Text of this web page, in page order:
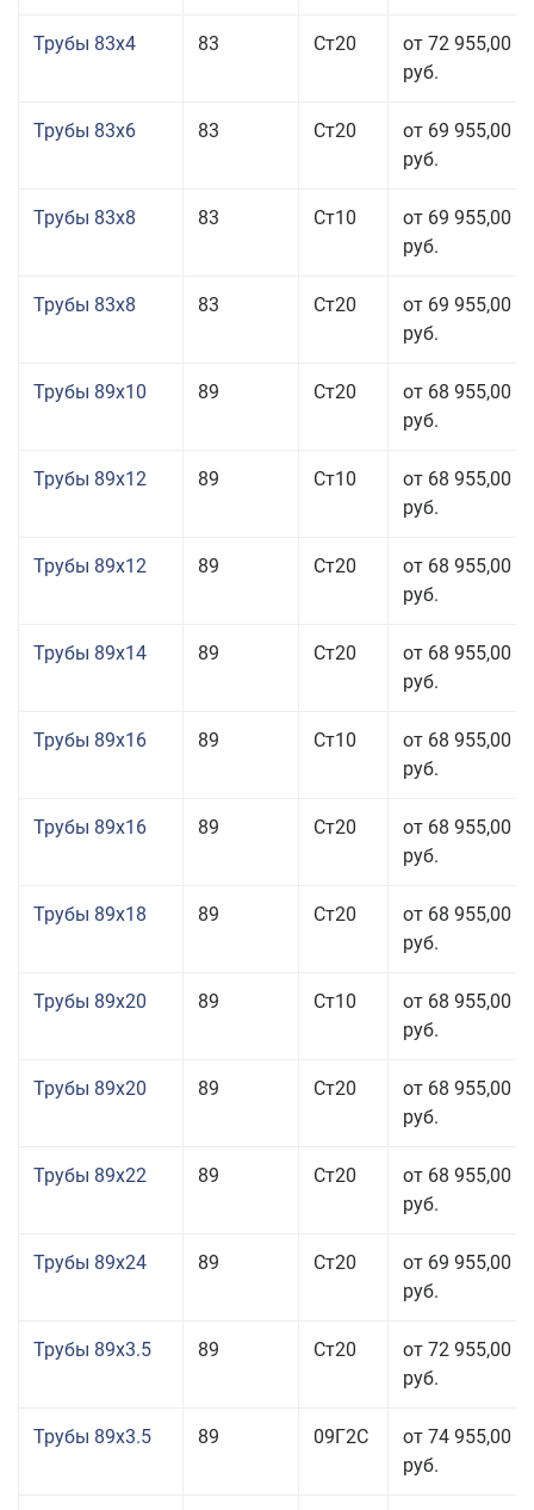
Трубы 83x4 83 Ст20
от 72 955,00
руб.
Трубы 83x6 83 Ст20
от 69 955,00
руб.
Трубы 83x8 83 Ст10
от 69 955,00
руб.
Трубы 83x8 83 Ст20
от 69 955,00
руб.
Трубы 89x10 89 Ст20
от 68 955,00
руб.
Трубы 89x12 89 Ст10
от 68 955,00
руб.
Трубы 89x12 89 Ст20
от 68 955,00
руб.
Трубы 89x14 89 Ст20
от 68 955,00
руб.
Трубы 89x16 89 Ст10
от 68 955,00
руб.
Трубы 89x16 89 Ст20
от 68 955,00
руб.
Трубы 89x18 89 Ст20
от 68 955,00
руб.
Трубы 89x20 89 Ст10
от 68 955,00
руб.
Трубы 89x20 89 Ст20
от 68 955,00
руб.
Трубы 89x22 89 Ст20
от 68 955,00
руб.
Трубы 89x24 89 Ст20
от 69 955,00
руб.
Трубы 89x3.5 89 Ст20
от 72 955,00
руб.
Трубы 89x3.5 89 09Г2С
от 74 955,00
руб.